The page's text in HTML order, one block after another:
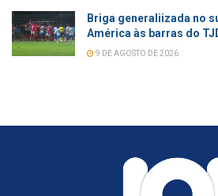
Briga generaliizada no
América às barras do
9 DE AGOSTO DE 2026